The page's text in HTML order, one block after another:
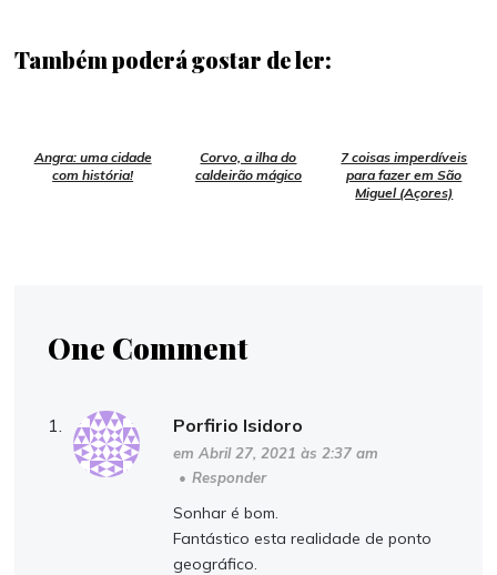
Também poderá gostar de ler:
Angra: uma cidade
com história!
Corvo, a ilha do
caldeirão mágico
7 coisas imperdíveis
para fazer em São
Miguel (Açores)
One Comment
Porfirio Isidoro
em Abril 27, 2021 às 2:37 am
• Responder
Sonhar é bom.
Fantástico esta realidade de ponto
geográfico.